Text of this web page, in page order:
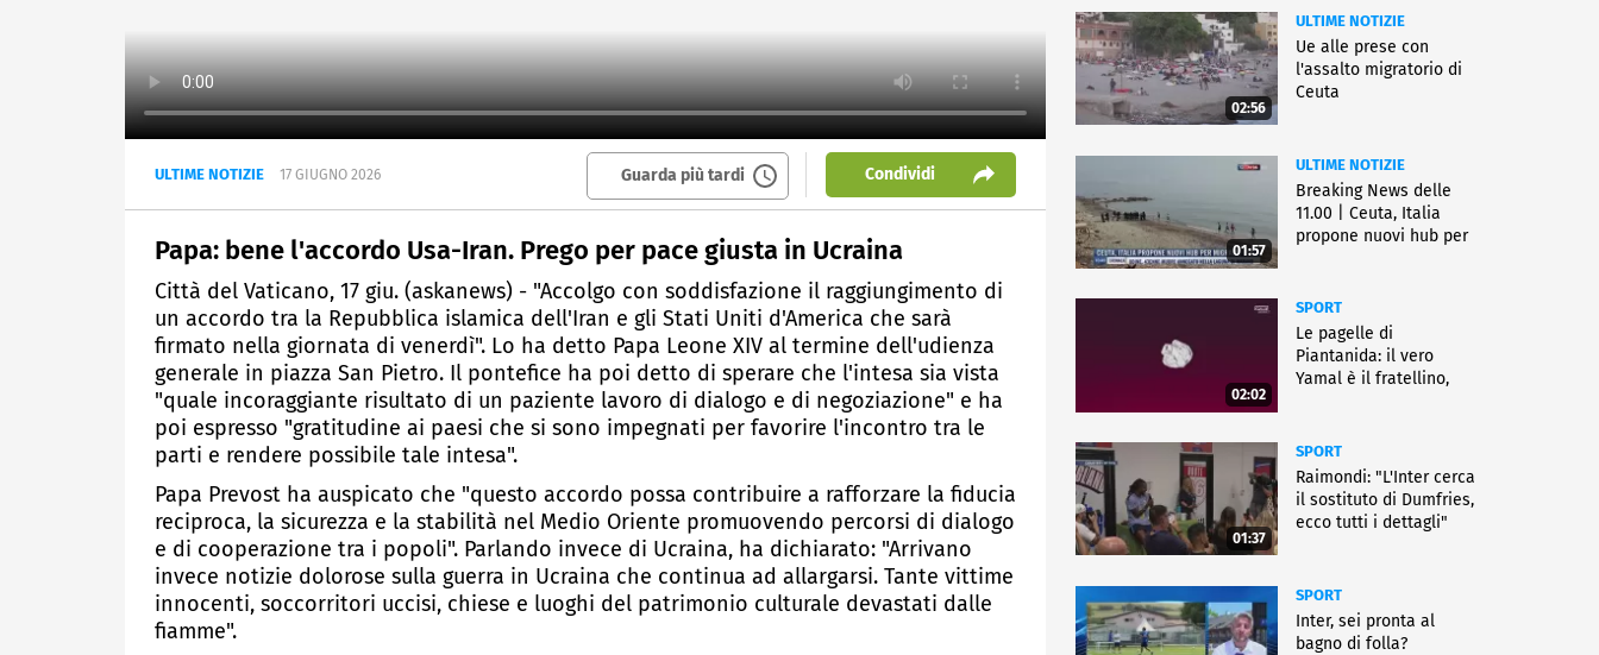
ULTIME NOTIZIE 17 GIUGNO 2026 Guarda più tardi Condividi
Papa: bene l'accordo Usa-Iran. Prego per pace giusta in Ucraina
Città del Vaticano, 17 giu. (askanews) - "Accolgo con soddisfazione il raggiungimento di
un accordo tra la Repubblica islamica dell'Iran e gli Stati Uniti d'America che sarà
firmato nella giornata di venerdì". Lo ha detto Papa Leone XIV al termine dell'udienza
generale in piazza San Pietro. Il pontefice ha poi detto di sperare che l'intesa sia vista
"quale incoraggiante risultato di un paziente lavoro di dialogo e di negoziazione" e ha
poi espresso "gratitudine ai paesi che si sono impegnati per favorire l'incontro tra le
parti e rendere possibile tale intesa".
Papa Prevost ha auspicato che "questo accordo possa contribuire a rafforzare la fiducia
reciproca, la sicurezza e la stabilità nel Medio Oriente promuovendo percorsi di dialogo
e di cooperazione tra i popoli". Parlando invece di Ucraina, ha dichiarato: "Arrivano
invece notizie dolorose sulla guerra in Ucraina che continua ad allargarsi. Tante vittime
innocenti, soccorritori uccisi, chiese e luoghi del patrimonio culturale devastati dalle
fiamme".
02:56
ULTIME NOTIZIE
Ue alle prese con
l'assalto migratorio di
Ceuta
01:57
ULTIME NOTIZIE
Breaking News delle
11.00 | Ceuta, Italia
propone nuovi hub per
02:02
SPORT
Le pagelle di
Piantanida: il vero
Yamal è il fratellino,
01:37
SPORT
Raimondi: "L'Inter cerca
il sostituto di Dumfries,
ecco tutti i dettagli"
SPORT
Inter, sei pronta al
bagno di folla?